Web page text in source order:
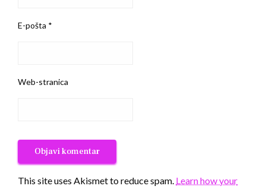
E-pošta *
Web-stranica
This site uses Akismet to reduce spam. Learn how your